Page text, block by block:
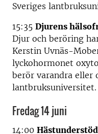
Sveriges
15:35 Djurens
Djur och beröring
Kerstin Uvnäs-
lyckohormonet
berör varandra eller
lantbruksuniversitet.
Fredag 14 juni
14:00